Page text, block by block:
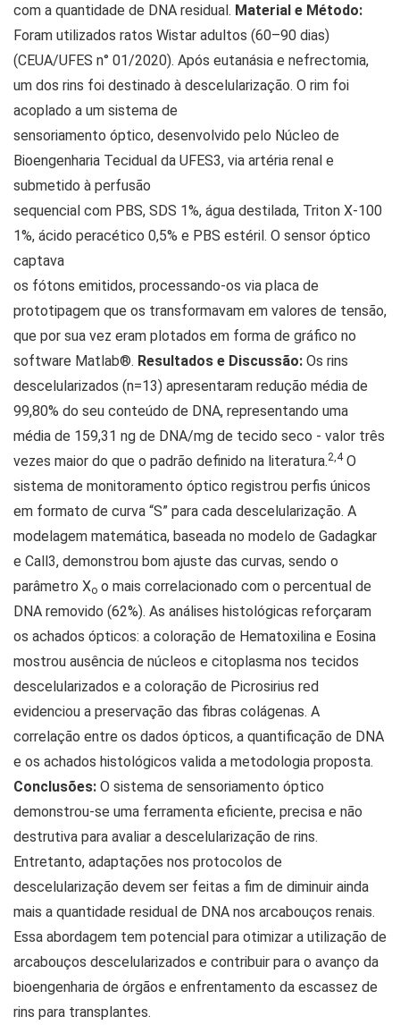
com a quantidade de DNA residual. Material e Método:
Foram utilizados ratos Wistar adultos (60–90 dias)
(CEUA/UFES n° 01/2020). Após eutanásia e nefrectomia,
um dos rins foi destinado à descelularização. O rim foi
acoplado a um sistema de
sensoriamento óptico, desenvolvido pelo Núcleo de
Bioengenharia Tecidual da UFES3, via artéria renal e
submetido à perfusão
sequencial com PBS, SDS 1%, água destilada, Triton X-100
1%, ácido peracético 0,5% e PBS estéril. O sensor óptico
captava
os fótons emitidos, processando-os via placa de
prototipagem que os transformavam em valores de tensão,
que por sua vez eram plotados em forma de gráfico no
software Matlab®. Resultados e Discussão: Os rins
descelularizados (n=13) apresentaram redução média de
99,80% do seu conteúdo de DNA, representando uma
média de 159,31 ng de DNA/mg de tecido seco - valor três
vezes maior do que o padrão definido na literatura.2,4O
sistema de monitoramento óptico registrou perfis únicos
em formato de curva “S” para cada descelularização. A
modelagem matemática, baseada no modelo de Gadagkar
e Call3, demonstrou bom ajuste das curvas, sendo o
parâmetro Xo o mais correlacionado com o percentual de
DNA removido (62%). As análises histológicas reforçaram
os achados ópticos: a coloração de Hematoxilina e Eosina
mostrou ausência de núcleos e citoplasma nos tecidos
descelularizados e a coloração de Picrosirius red
evidenciou a preservação das fibras colágenas. A
correlação entre os dados ópticos, a quantificação de DNA
e os achados histológicos valida a metodologia proposta.
Conclusões: O sistema de sensoriamento óptico
demonstrou-se uma ferramenta eficiente, precisa e não
destrutiva para avaliar a descelularização de rins.
Entretanto, adaptações nos protocolos de
descelularização devem ser feitas a fim de diminuir ainda
mais a quantidade residual de DNA nos arcabouços renais.
Essa abordagem tem potencial para otimizar a utilização de
arcabouços descelularizados e contribuir para o avanço da
bioengenharia de órgãos e enfrentamento da escassez de
rins para transplantes.